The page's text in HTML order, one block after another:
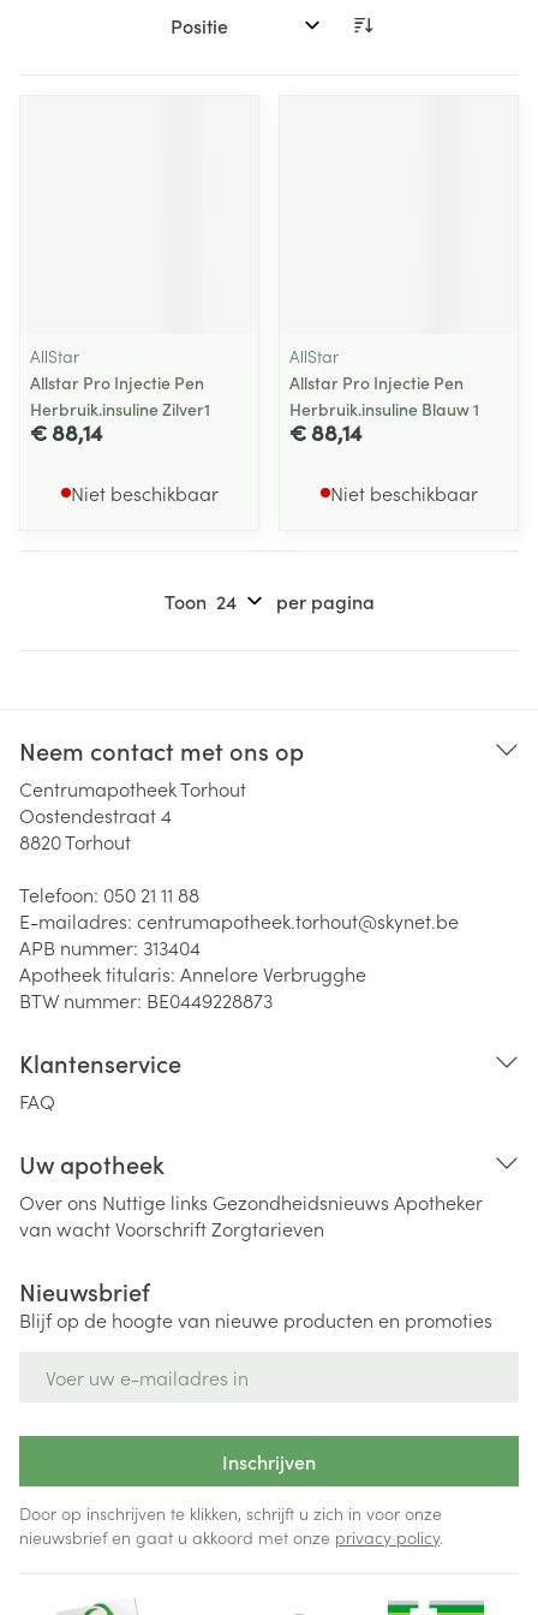
Sorteer op:
AllStar
Allstar Pro Injectie Pen
Herbruik.insuline Zilver1
€ 88,14
Niet beschikbaar
AllStar
Allstar Pro Injectie Pen
Herbruik.insuline Blauw 1
€ 88,14
Niet beschikbaar
Toon per pagina
Neem contact met ons op
Centrumapotheek Torhout
Oostendestraat 4
8820Torhout
Telefoon: 050 21 11 88
E-mailadres: centrumapotheek.torhout@skynet.be
APB nummer: 313404
Apotheek titularis: Annelore Verbrugghe
BTW nummer: BE0449228873
Klantenservice
FAQ
Uw apotheek
Over ons Nuttige links Gezondheidsnieuws Apotheker
van wachtVoorschriftZorgtarieven
Nieuwsbrief
Blijf op de hoogte van nieuwe producten en promoties
Inschrijven
Door op inschrijven te klikken, schrijft u zich in voor onze
nieuwsbrief en gaat u akkoord met onze privacy policy.